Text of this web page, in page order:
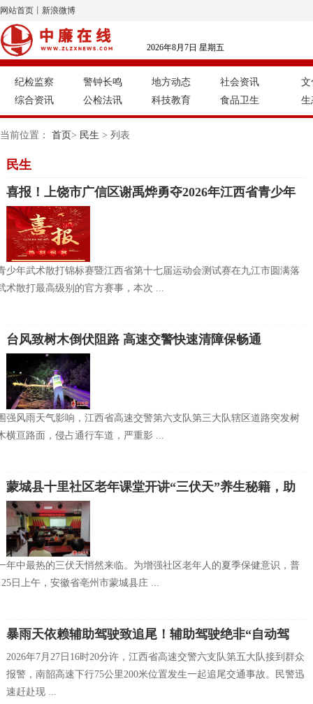
网站首页 新浪微博
2026年8月7日 星期五
纪检监察 警钟长鸣 地方动态
社会资讯
综合资讯
公检法讯 科技教育 食品卫生
文
生
当前位置： 首页> 民生 > 列表
民生
喜报！上饶市广信区谢禹烨勇夺2026年江西省青少年
武术散打锦标赛42公斤级冠军
少年武术散打锦标赛暨江西省第十七届运动会测试赛在九江市圆满落
术散打最高级别的官方赛事，本次 ...
台风致树木倒伏阻路 高速交警快速清障保畅通
强风雨天气影响，江西省高速交警第六支队第三大队辖区道路突发树
横亘路面，侵占通行车道，严重影 ...
蒙城县十里社区老年课堂开讲“三伏天”养生秘籍，助
老友健康度夏
年中最热的三伏天悄然来临。为增强社区老年人的夏季保健意识，普
日上午，安徽省亳州市蒙城县庄 ...
暴雨天依赖辅助驾驶致追尾！辅助驾驶绝非“自动驾
驶”
2026年7月27日16时20分许，江西省高速交警六支队第五大队接到群众
报警，南韶高速下行75公里200米位置发生一起追尾交通事故。民警迅
速赶赴现 ...